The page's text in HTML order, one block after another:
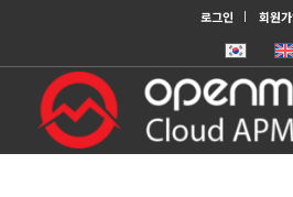
로그인 회원